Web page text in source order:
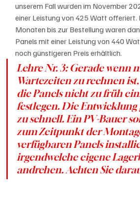
unserem Fall wurden im November
einer Leistung von 425 Watt offeriert.
Monaten bis zur Bestellung waren
Panels mit einer Leistung von 440
noch günstigeren Preis erhältlich.
Lehre Nr. 3: Gerade wenn
Wartezeiten zu rechnen
die Panels nicht zu früh
festlegen. Die
zu schnell. Ein PV-Bauer
zum Zeitpunkt der
verfügbaren Panels
irgendwelche eigene
andrehen. Achten Sie